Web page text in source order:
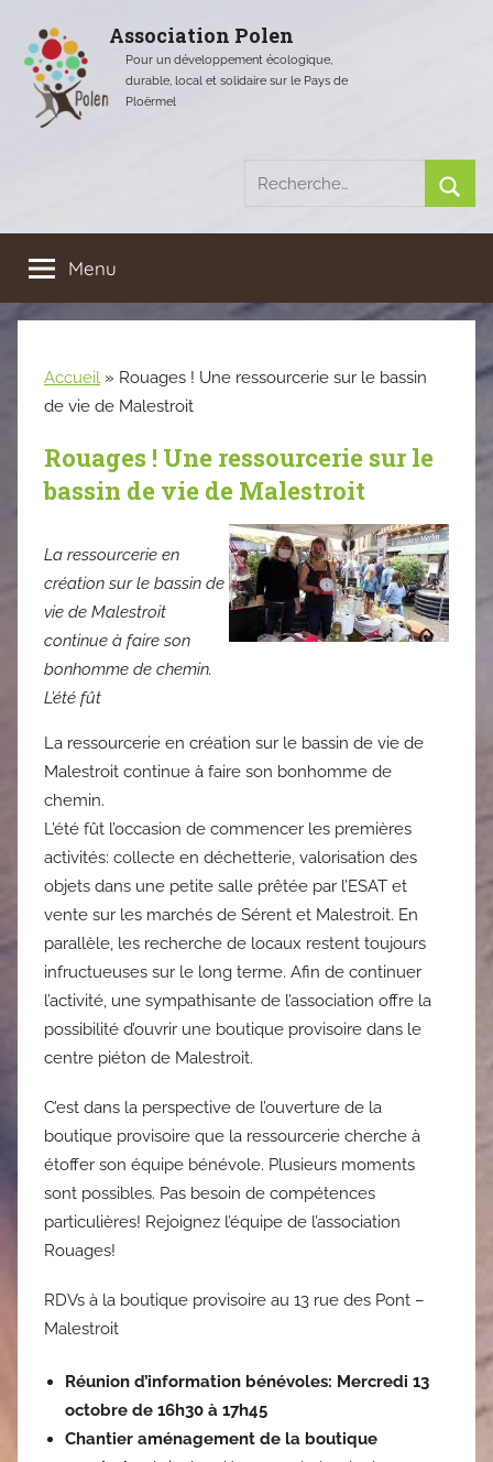
contenu
Association Polen
Pour un développement écologique,
durable, local et solidaire sur le Pays de
Ploërmel
Recherche
:
Menu
Accueil » Rouages ! Une ressourcerie sur le bassin
de vie de Malestroit
Rouages ! Une ressourcerie sur le
bassin de vie de Malestroit
La ressourcerie en
création sur le bassin de
vie de Malestroit
continue à faire son
bonhomme de chemin.
L’été fût
La ressourcerie en création sur le bassin de vie de
Malestroit continue à faire son bonhomme de
chemin.
L’été fût l’occasion de commencer les premières
activités: collecte en déchetterie, valorisation des
objets dans une petite salle prêtée par l’ESAT et
vente sur les marchés de Sérent et Malestroit. En
parallèle, les recherche de locaux restent toujours
infructueuses sur le long terme. Afin de continuer
l’activité, une sympathisante de l’association offre la
possibilité d’ouvrir une boutique provisoire dans le
centre piéton de Malestroit.
C’est dans la perspective de l’ouverture de la
boutique provisoire que la ressourcerie cherche à
étoffer son équipe bénévole. Plusieurs moments
sont possibles. Pas besoin de compétences
particulières! Rejoignez l’équipe de l’association
Rouages!
RDVs à la boutique provisoire au 13 rue des Pont –
Malestroit
Réunion d’information bénévoles: Mercredi 13
octobre de 16h30 à 17h45
Chantier aménagement de la boutique